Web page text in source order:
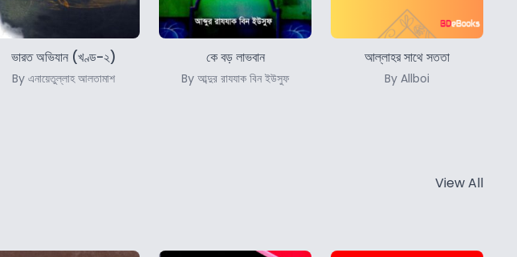
ভারত অভিযান (খণ্ড-২)
By এনায়েতুল্লাহ আলতামাশ
কে বড় লাভবান
By আব্দুর রাযযাক বিন ইউসুফ
আল্লাহর সাথে সততা
By Allboi
View All